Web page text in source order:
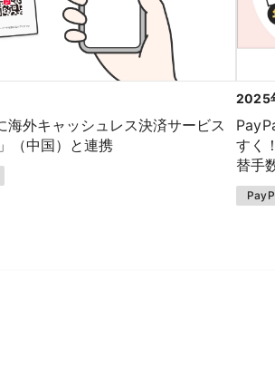
海外キャッシュレス決済サービス
（中国）と連携
2025
すく
替手